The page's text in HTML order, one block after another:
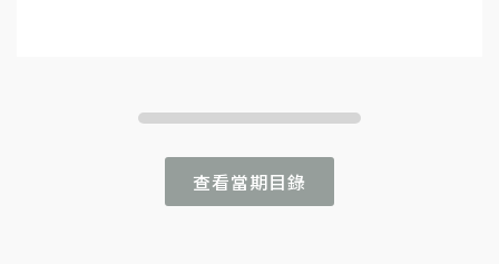
查看當期目錄